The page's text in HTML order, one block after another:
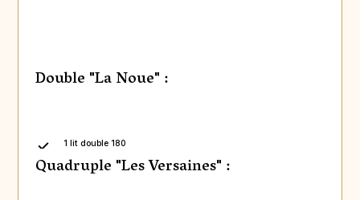
Double "La Noue" :
1 lit double 180
Quadruple "Les Versaines" :